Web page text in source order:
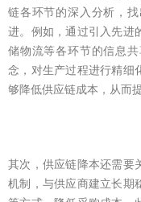
链各环节的深入分析，
进。例如，通过引入先进
储物流等各环节的信息
念，对生产过程进行精细
够降低供应链成本，从而
其次，供应链降本还需要
机制，与供应商建立长期